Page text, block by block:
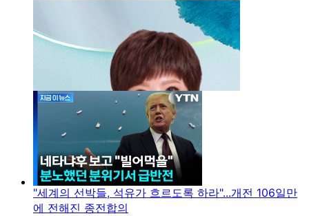
"세계의 선박들, 석유가 흐르도록 하라"...개전 106일만
에 전해진 종전합의